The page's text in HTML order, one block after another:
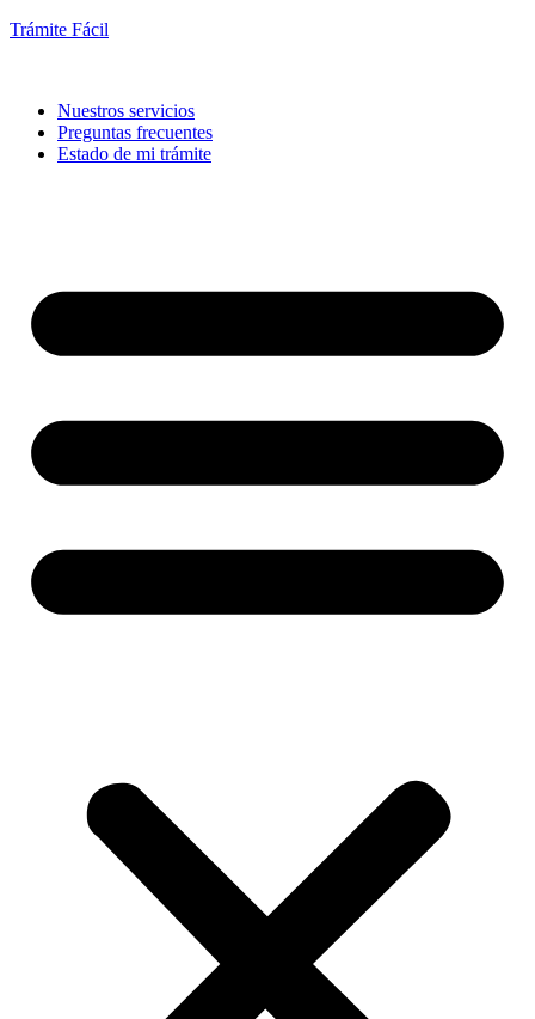
Trámite Fácil
Nuestros servicios
Preguntas frecuentes
Estado de mi trámite